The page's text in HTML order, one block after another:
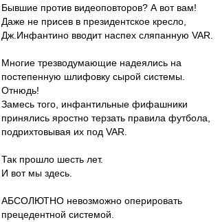
Бывшие против видеоповторов? А вот вам!
Даже не присев в президентское кресло,
Дж.Инфантино вводит наспех сляпанную VAR.
Многие трезводумающие надеялись на
постепенную шлифовку сырой системы.
Отнюдь!
Замесь того, инфантильные фифашники
принялись яростно терзать правила футбола,
подрихтовывая их под VAR.
Так прошло шесть лет.
И вот мы здесь.
АБСОЛЮТНО невозможно оперировать
прецедентной системой.